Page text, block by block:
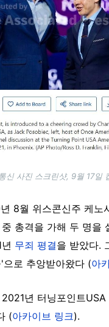
신 사진 스크린샷, 9월 17일
8월 위스콘신주 케노
총격을 가해 두 명을
무죄 평결을 받았다.
로 추앙받아왔다 (아
년 터닝포인트USA
(아카이브 링크).